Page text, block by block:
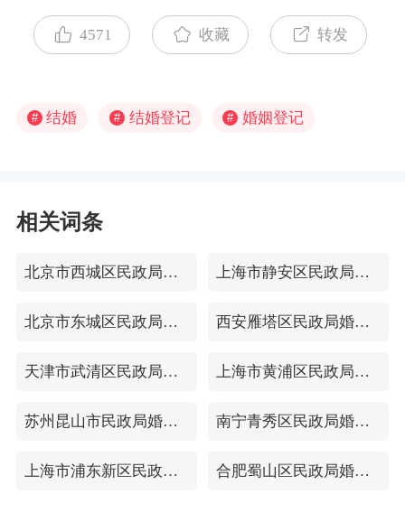
4571 收藏 转发
# 结婚 # 结婚登记 # 婚姻登记
相关词条
北京市西城区民政局婚姻登记处 上海市静安区民政局婚姻登记处
北京市东城区民政局婚姻登记处 西安雁塔区民政局婚姻登记处
天津市武清区民政局婚姻登记处 上海市黄浦区民政局婚姻登记处
苏州昆山市民政局婚姻登记处 南宁青秀区民政局婚姻登记处
上海市浦东新区民政局婚姻登记处 合肥蜀山区民政局婚姻登记处